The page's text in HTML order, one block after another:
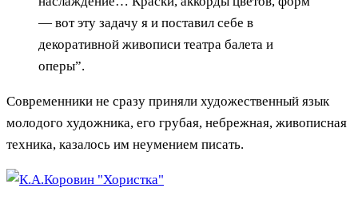
— вот эту задачу я и поставил себе в
декоративной живописи театра балета и
оперы”.
Современники не сразу приняли художественный язык
молодого художника, его грубая, небрежная, живописная
техника, казалось им неумением писать.